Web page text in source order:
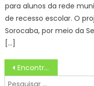
para alunos da rede
de recesso escolar. O
Sorocaba, por meio da
[…]
Navegação
de
Encontro estadual apresenta calendário esportivo, diretrizes e alinha políticas públicas em MS
Pesquisar